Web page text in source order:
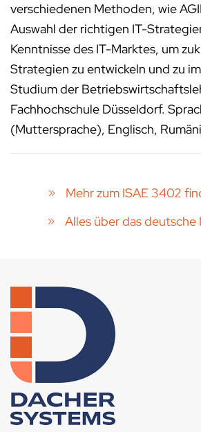
verschiedenen Methoden, wie
Auswahl der richtigen IT-
Kenntnisse des IT-Marktes, um
Strategien zu entwickeln und zu
Studium der
Fachhochschule Düsseldorf.
(Muttersprache), Englisch,
Mehr zum ISAE 3402
Alles über das deutsche